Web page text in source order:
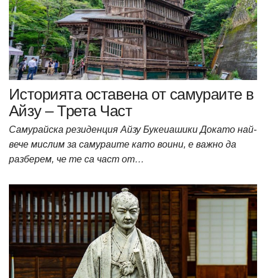
Историята оставена от самураите в
Айзу – Трета Част
Самурайска резиденция Айзу Букеиашики Докато най-
вече мислим за самураите като воини, е важно да
разберем, че те са част от…